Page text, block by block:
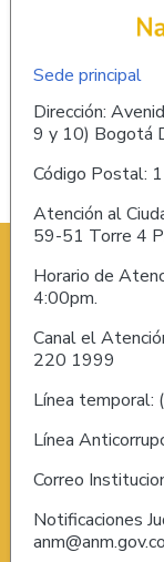
Sede principal
Dirección:
9 y 10) Bogotá
Código Postal:
Atención al
59-51 Torre 4
Horario de
4:00pm.
Canal el
220 1999
Línea
Línea
Correo
Notificaciones
anm@anm.gov.co